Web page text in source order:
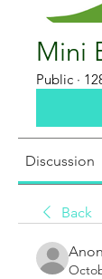
Mini
Public ·
Discussion
Back